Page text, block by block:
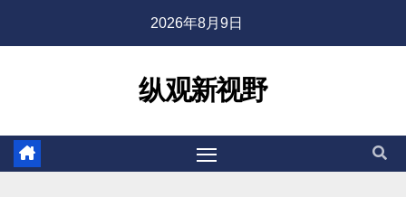
2026年8月9日
纵观新视野